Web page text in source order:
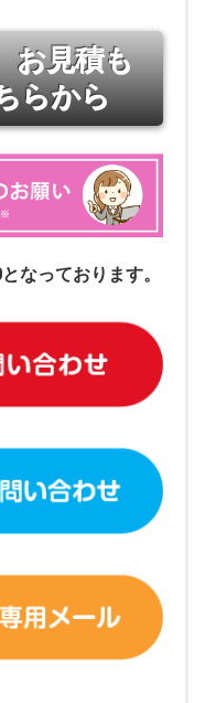
お見積も
らから
なっております。